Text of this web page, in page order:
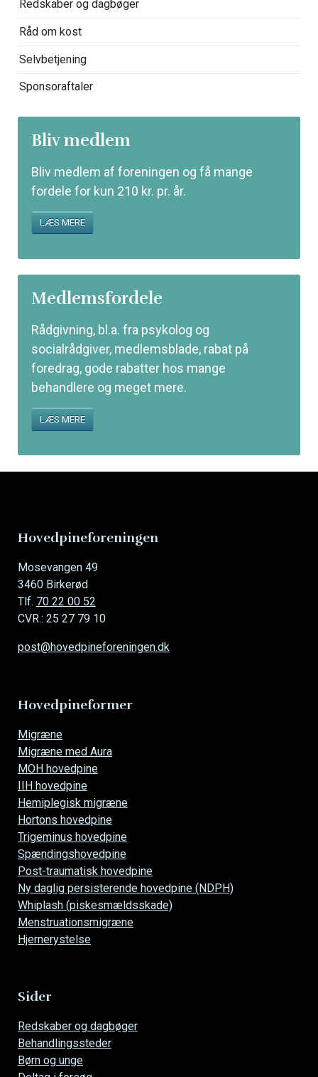
Redskaber og dagbøger
Råd om kost
Selvbetjening
Sponsoraftaler
Bliv medlem
Bliv medlem af foreningen og få mange
fordele for kun 210 kr. pr. år.
LÆS MERE
Medlemsfordele
Rådgivning, bl.a. fra psykolog og
socialrådgiver, medlemsblade, rabat på
foredrag, gode rabatter hos mange
behandlere og meget mere.
LÆS MERE
Hovedpineforeningen
Mosevangen 49
3460 Birkerød
Tlf. 70 22 00 52
CVR.: 25 27 79 10
post@hovedpineforeningen.dk
Hovedpineformer
navigationen
Migræne
Migræne med Aura
MOH hovedpine
IIH hovedpine
Hemiplegisk migræne
Hortons hovedpine
Trigeminus hovedpine
Spændingshovedpine
Post-traumatisk hovedpine
Ny daglig persisterende hovedpine (NDPH)
Whiplash (piskesmældsskade)
Menstruationsmigræne
Hjernerystelse
Sider
navigationen
Redskaber og dagbøger
Behandlingssteder
Børn og unge